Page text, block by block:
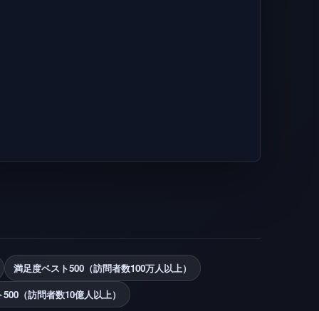
満足度ベスト500（訪問者数100万人以上）
（訪問者数10億人以上）